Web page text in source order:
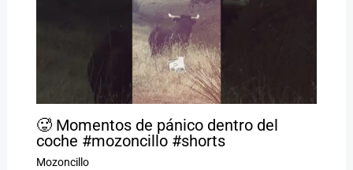
🥵 Momentos de pánico dentro del
coche #mozoncillo #shorts
Mozoncillo